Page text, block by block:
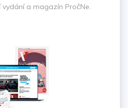
vydání a magazín PročNe.